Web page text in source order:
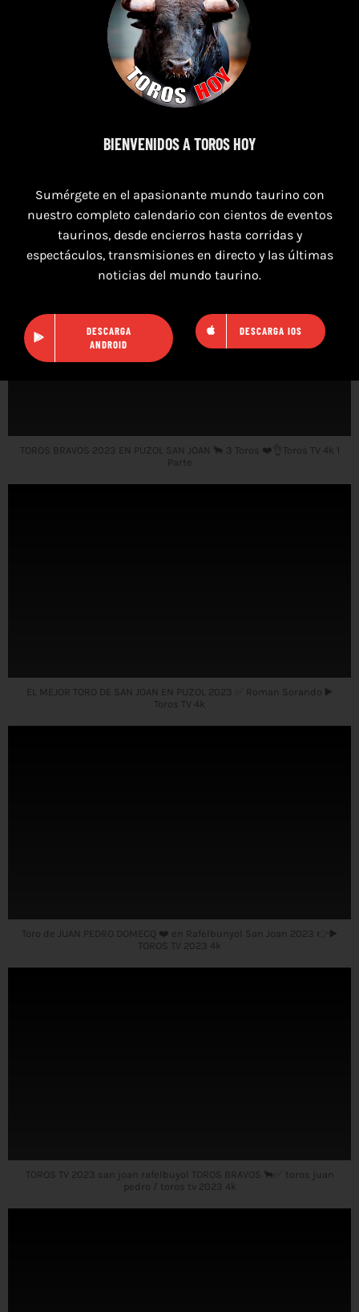
2023 TOROS / Victoriano del Rio ❤️✅ Albuixech "EL PILO" ▶️ TOROS TV
4K - 1 parte
TOROS BRAVOS 2023 EN PUZOL SAN JOAN 🐂 3 Toros ❤️👌Toros TV 4k 1
Parte
EL MEJOR TORO DE SAN JOAN EN PUZOL 2023 ✅ Roman Sorando ▶️
Toros TV 4k
Toro de JUAN PEDRO DOMECQ ❤️ en Rafelbunyol San Joan 2023 👉▶️
TOROS TV 2023 4k
TOROS TV 2023 san joan rafelbuyol TOROS BRAVOS 🐂✅ toros juan
pedro / toros tv 2023 4k
BIENVENIDOS A TOROS HOY
Sumérgete en el apasionante mundo taurino con
nuestro completo calendario con cientos de eventos
taurinos, desde encierros hasta corridas y
espectáculos, transmisiones en directo y las últimas
noticias del mundo taurino.
DESCARGA
ANDROID
DESCARGA IOS